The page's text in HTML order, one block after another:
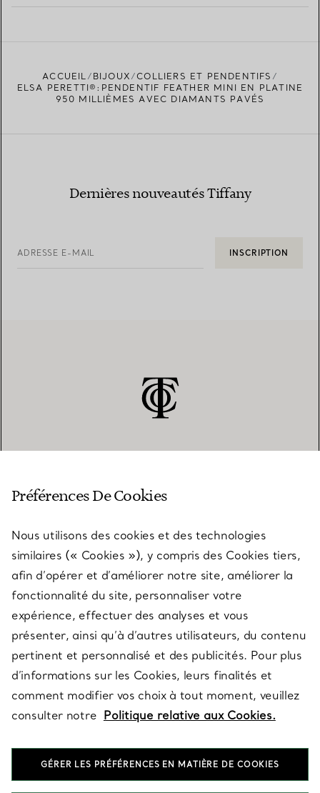
TROUVEZ LA BOUTIQUE LA PLUS PROCHE
ACCUEIL BIJOUX
COLLIERS ET PENDENTIFS
ELSA PERETTI®:PENDENTIF FEATHER MINI EN PLATINE
950 MILLIÈMES AVEC DIAMANTS PAVÉS
Dernières nouveautés Tiffany
ADRESSE E-MAIL INSCRIPTION
SERVICES
À PROPOS
QUESTIONS LÉGALES
SUIVEZ-NOUS
Préférences De Cookies
Nous utilisons des cookies et des technologies
similaires (« Cookies »), y compris des Cookies tiers,
afin d’opérer et d’améliorer notre site, améliorer la
fonctionnalité du site, personnaliser votre
expérience, effectuer des analyses et vous
présenter, ainsi qu’à d’autres utilisateurs, du contenu
pertinent et personnalisé et des publicités. Pour plus
d’informations sur les Cookies, leurs finalités et
comment modifier vos choix à tout moment, veuillez
consulter notre Politique relative aux Cookies.
GÉRER LES PRÉFÉRENCES EN MATIÈRE DE COOKIES